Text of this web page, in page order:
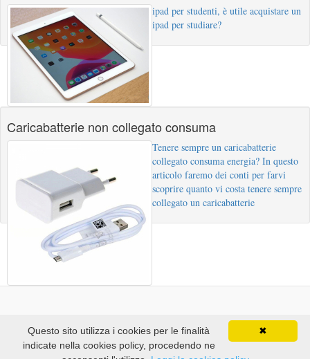
ipad per studenti, è utile acquistare un
ipad per studiare?
Caricabatterie non collegato consuma
Tenere sempre un caricabatterie
collegato consuma energia? In questo
articolo faremo dei conti per farvi
scoprire quanto vi costa tenere sempre
collegato un caricabatterie
Back to top
✖
Questo sito utilizza i cookies per le finalità
indicate nella cookies policy, procedendo ne